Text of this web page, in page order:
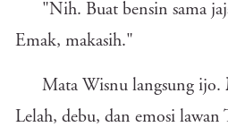
"Nih. Buat bensin sama
Emak, makasih."
Mata Wisnu langsung ijo.
Lelah, debu, dan emosi